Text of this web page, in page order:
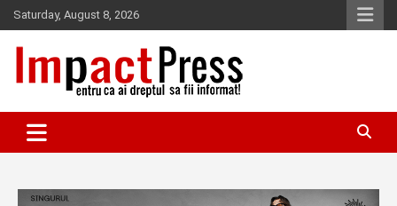
Skip
to
content
Saturday, August 8, 2026
IMPACTPRESS